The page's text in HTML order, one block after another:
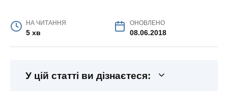
НА ЧИТАННЯ
5 хв
ОНОВЛЕНО
08.06.2018
У цій статті ви дізнаєтеся: